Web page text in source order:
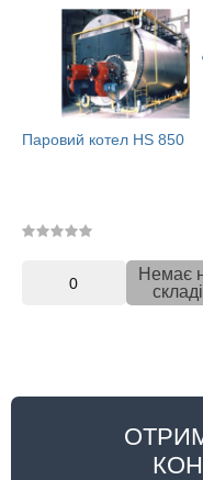
Паровий котел HS 850
0
Немає
складі